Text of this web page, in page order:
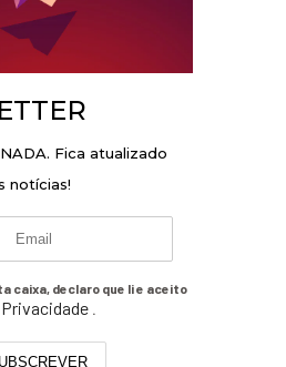
Fica atualizado
notícias!
caixa, declaro que li e aceito